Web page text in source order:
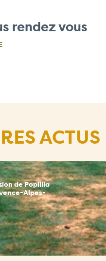
rendez vous
ACTUS
de Popillia
Alpes-